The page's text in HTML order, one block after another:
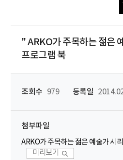
" ARKO가 주목하는 젊은
프로그램 북
조회수 979 등록일
첨부파일
ARKO가 주목하는 젊은 예술가 시
미리보기